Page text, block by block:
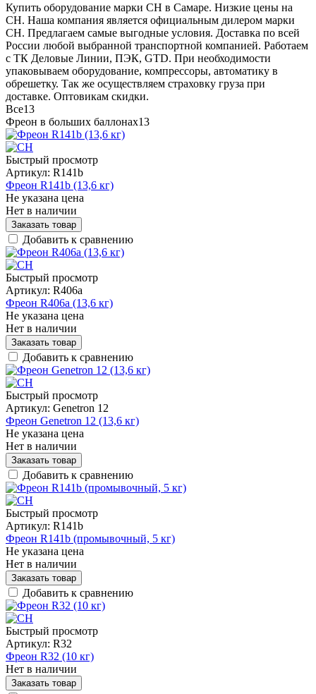
Купить оборудование марки CH в Самаре. Низкие цены на
CH. Наша компания является официальным дилером марки
CH. Предлагаем самые выгодные условия. Доставка по всей
России любой выбранной транспортной компанией. Работаем
с ТК Деловые Линии, ПЭК, GTD. При необходимости
упаковываем оборудование, компрессоры, автоматику в
обрешетку. Так же осуществляем страховку груза при
доставке. Оптовикам скидки.
Все13
Фреон в больших баллонах13
Быстрый просмотр
Артикул: R141b
Фреон R141b (13,6 кг)
Не указана цена
Нет в наличии
Заказать товар
Добавить к сравнению
Быстрый просмотр
Артикул: R406a
Фреон R406a (13,6 кг)
Не указана цена
Нет в наличии
Заказать товар
Добавить к сравнению
Быстрый просмотр
Артикул: Genetron 12
Фреон Genetron 12 (13,6 кг)
Не указана цена
Нет в наличии
Заказать товар
Добавить к сравнению
Быстрый просмотр
Артикул: R141b
Фреон R141b (промывочный, 5 кг)
Не указана цена
Нет в наличии
Заказать товар
Добавить к сравнению
Быстрый просмотр
Артикул: R32
Фреон R32 (10 кг)
Нет в наличии
Заказать товар